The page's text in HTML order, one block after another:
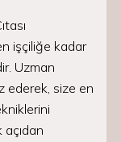
işçiliğe kadar
Uzman
ederek, size en